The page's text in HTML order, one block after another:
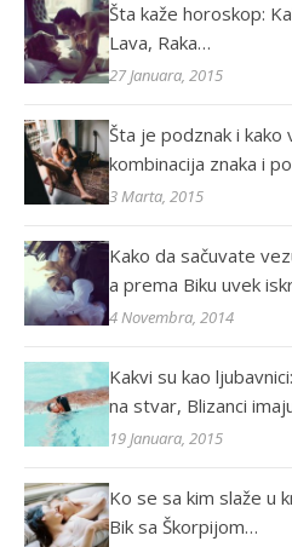
Šta kaže horoskop:
Lava, Raka…
27 Januara, 2015
Šta je podznak i kako
kombinacija znaka i
3 Marta, 2015
Kako da sačuvate
a prema Biku uvek
4 Novembra, 2014
Kakvi su kao
na stvar, Blizanci
19 Januara, 2015
Ko se sa kim slaže u
Bik sa Škorpijom…